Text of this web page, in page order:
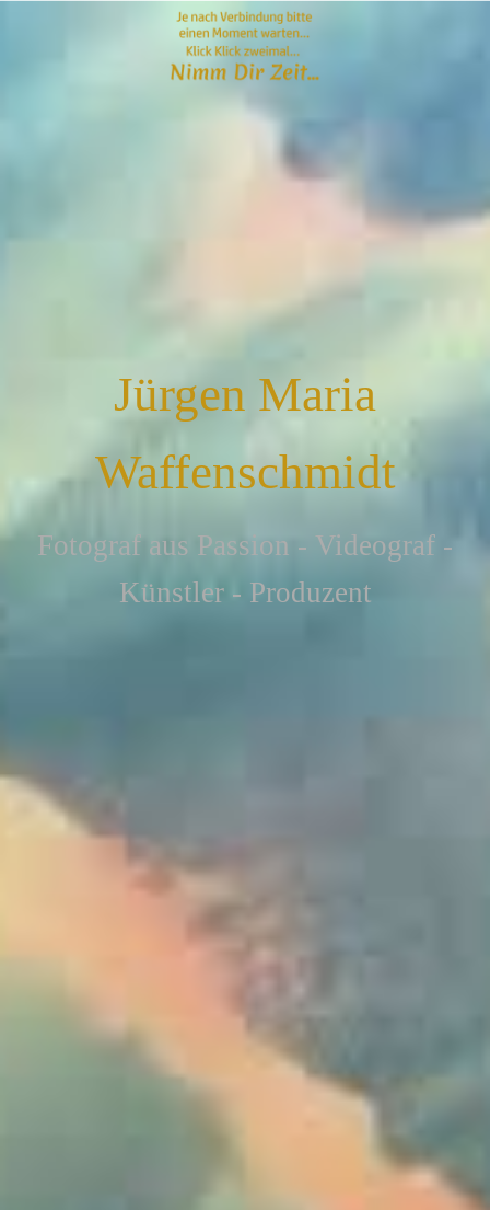
Jürgen Maria
Waffenschmidt
Fotograf aus Passion - Videograf -
Künstler - Produzent